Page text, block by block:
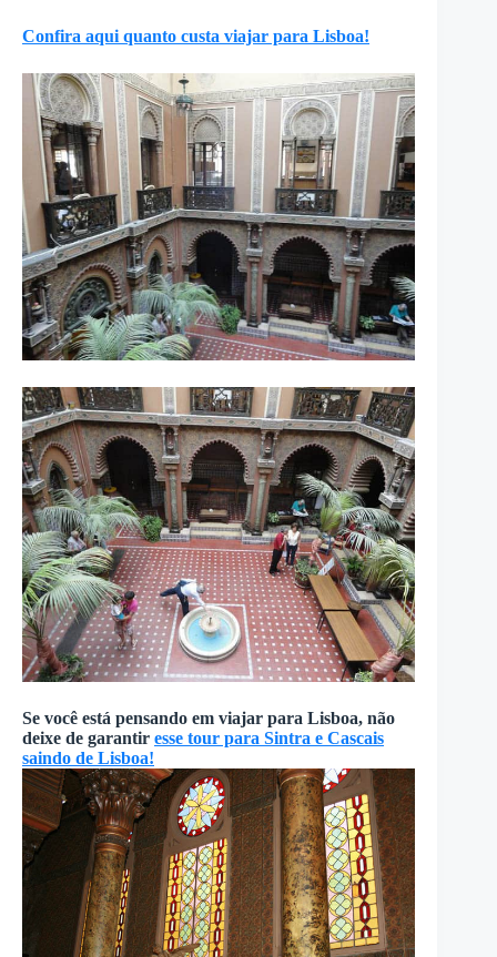
Confira aqui quanto custa viajar para Lisboa!
Se você está pensando em viajar para Lisboa, não
deixe de garantir esse tour para Sintra e Cascais
saindo de Lisboa!